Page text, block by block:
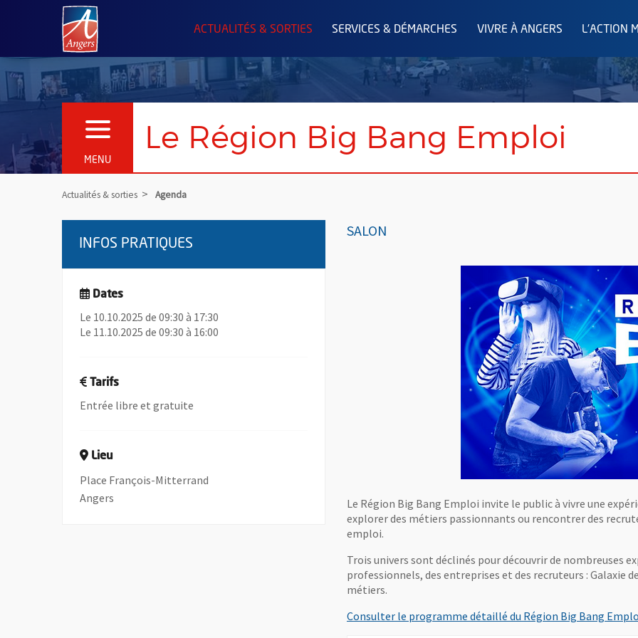
Angers.fr : Retour à l'accueil
ACTUALITÉS & SORTIES SERVICES & DÉMARCHES VIVRE À ANGERS L'ACTION
MENU
OUVRIR LE MENU Le Région Big Bang Emploi
Actualités & sorties Agenda
SALON
Le Région Big Bang Emploi invite le public à vivre une
explorer des métiers passionnants ou rencontrer des
emploi.
Trois univers sont déclinés pour découvrir de nombreuses
professionnels, des entreprises et des recruteurs :
métiers.
Consulter le programme détaillé du Région Big Bang
INFOS PRATIQUES
Dates
Le 10.10.2025 de 09:30 à 17:30
Le 11.10.2025 de 09:30 à 16:00
Tarifs
Entrée libre et gratuite
Lieu
Place François-Mitterrand
Angers